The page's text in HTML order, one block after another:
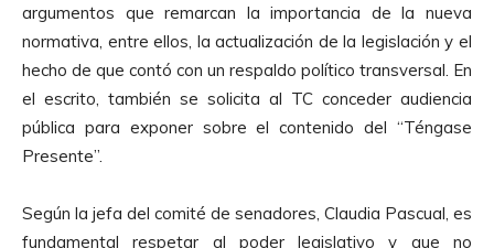
argumentos que remarcan la importancia de la nueva
normativa, entre ellos, la actualización de la legislación y el
hecho de que contó con un respaldo político transversal. En
el escrito, también se solicita al TC conceder audiencia
pública para exponer sobre el contenido del “Téngase
Presente”.
Según la jefa del comité de senadores, Claudia Pascual, es
fundamental respetar al poder legislativo y que no